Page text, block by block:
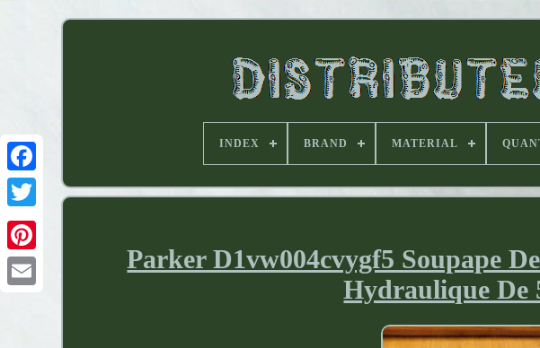
INDEX BRAND MATERIAL
Parker D1vw004cvygf5 Soupape
Hydraulique De